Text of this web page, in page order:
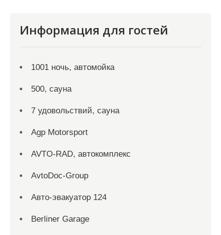
Информация для гостей
1001 ночь, автомойка
500, сауна
7 удовольствий, сауна
Agp Motorsport
AVTO-RAD, автокомплекс
AvtoDoc-Group
Aвто-эвакуатор 124
Berliner Garage